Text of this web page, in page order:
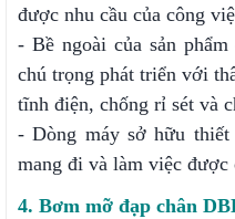
được nhu cầu của công
- Bề ngoài của sản
chú trọng phát triển với
tĩnh điện, chống rỉ sét và
- Dòng máy sở hữu thiết
mang đi và làm việc được
4. Bơm mỡ đạp chân